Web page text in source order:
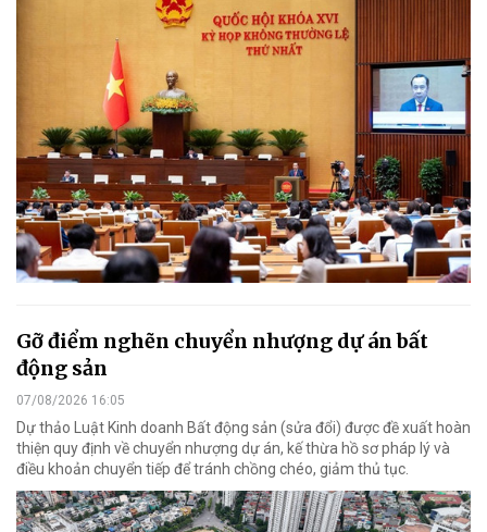
Gỡ điểm nghẽn chuyển nhượng dự án bất
động sản
07/08/2026 16:05
Dự thảo Luật Kinh doanh Bất động sản (sửa đổi) được đề xuất hoàn
thiện quy định về chuyển nhượng dự án, kế thừa hồ sơ pháp lý và
điều khoản chuyển tiếp để tránh chồng chéo, giảm thủ tục.